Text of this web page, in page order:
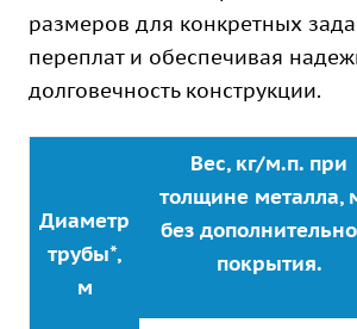
размеров для конкретных
переплат и обеспечивая
долговечность конструкции.
Диаметр
трубы*,
м
Вес, кг/м.п. при
толщине металла,
без
покрытия.